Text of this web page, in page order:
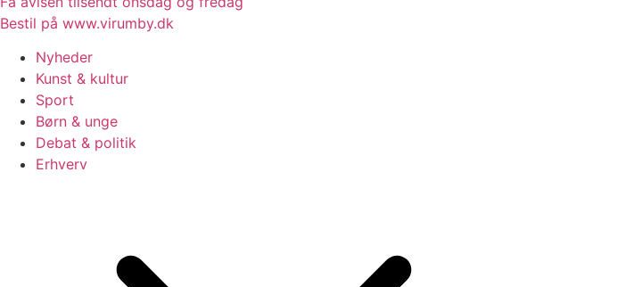
Bestil på www.virumby.dk
Nyheder
Kunst & kultur
Sport
Børn & unge
Debat & politik
Erhverv